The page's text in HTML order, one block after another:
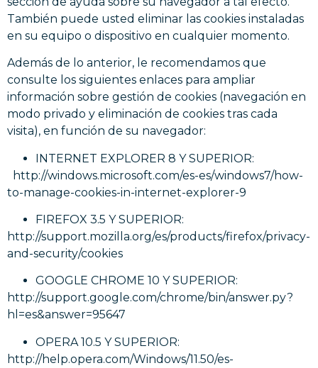
También puede usted eliminar las cookies instaladas
en su equipo o dispositivo en cualquier momento.
Además de lo anterior, le recomendamos que
consulte los siguientes enlaces para ampliar
información sobre gestión de cookies (navegación en
modo privado y eliminación de cookies tras cada
visita), en función de su navegador:
INTERNET EXPLORER 8 Y SUPERIOR:
http://windows.microsoft.com/es-es/windows7/how-
to-manage-cookies-in-internet-explorer-9
FIREFOX 3.5 Y SUPERIOR:
http://support.mozilla.org/es/products/firefox/privacy-
and-security/cookies
GOOGLE CHROME 10 Y SUPERIOR:
http://support.google.com/chrome/bin/answer.py?
hl=es&answer=95647
OPERA 10.5 Y SUPERIOR:
http://help.opera.com/Windows/11.50/es-